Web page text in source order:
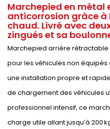
Marchepied en métal
anticorrosion grâce
chaud. Livré avec
zingués et sa
Marchepied arrière
pour les véhicules non
une installation propre et
de chargement des véhicules
professionnel intensif, ce
charge utile allant jusqu’à 200